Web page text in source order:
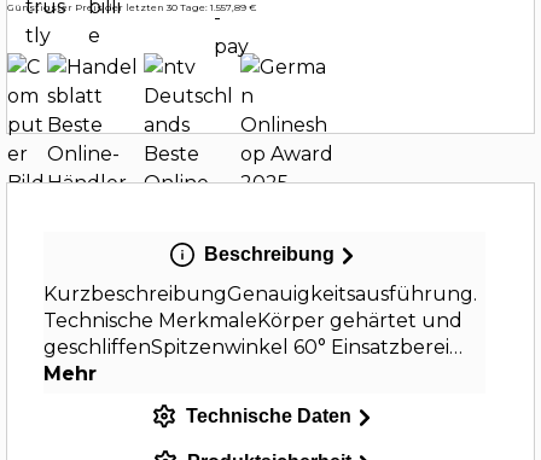
Günstigster Preis der letzten 30 Tage: 1.557,89 €
Beschreibung
KurzbeschreibungGenauigkeitsausführung.
Technische MerkmaleKörper gehärtet und
geschliffenSpitzenwinkel 60° Einsatzberei…
Mehr
Technische Daten